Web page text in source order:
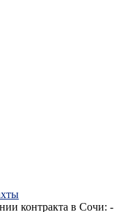
контракта в Сочи: -